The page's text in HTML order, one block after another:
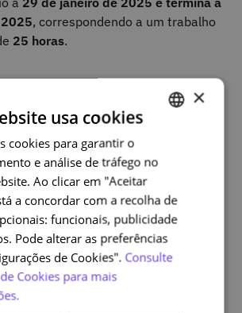
, correspondendo a um trabalho
25 horas.
uma sessãoonlinesíncrona de
na qual serão partilhadas
implementação de conteúdos
curso que poderão servir de
realização do trabalho final.
fechado no Facebook para partilha
qual poderá ser utilizado pelos
formação, para interagirem
ENGLISH
×
usa cookies
cookies para garantir o
e análise de tráfego no
Ao clicar em "Aceitar
a concordar com a recolha de
funcionais, publicidade
Pode alterar as preferências
de Cookies". Consulte
Cookies para mais